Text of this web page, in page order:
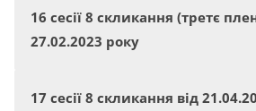
16 сесії 8 скликання (третє
27.02.2023 року
17 сесії 8 скликання від